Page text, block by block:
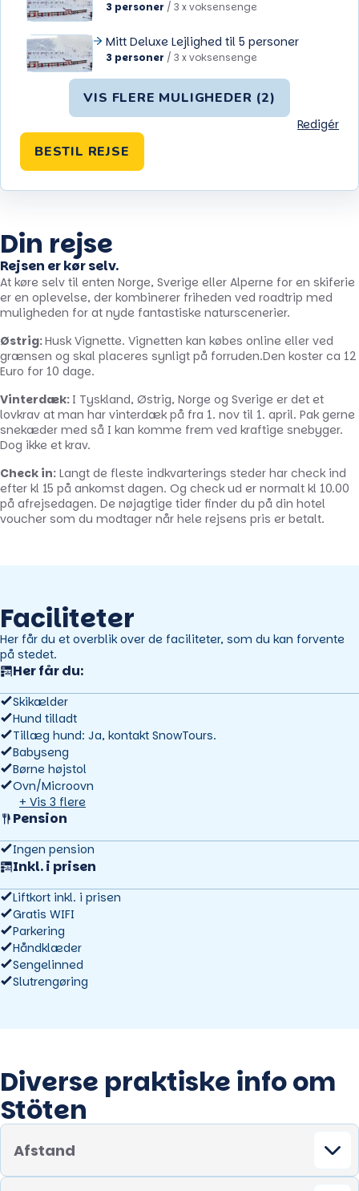
3 personer / 3 x voksensenge
Mitt Deluxe Lejlighed til 5 personer
3 personer / 3 x voksensenge
VIS FLERE MULIGHEDER (2)
Redigér
BESTIL REJSE
Din rejse
Rejsen er kør selv.
At køre selv til enten Norge, Sverige eller Alperne for en skiferie
er en oplevelse, der kombinerer friheden ved roadtrip med
muligheden for at nyde fantastiske naturscenerier.
Østrig:Husk Vignette. Vignetten kan købes online eller ved
grænsen og skal placeres synligt på forruden.Den koster ca 12
Euro for 10 dage.
Vinterdæk: I Tyskland, Østrig, Norge og Sverige er det et
lovkrav at man har vinterdæk på fra 1. nov til 1. april. Pak gerne
snekæder med så I kan komme frem ved kraftige snebyger.
Dog ikke et krav.
Check in: Langt de fleste indkvarterings steder har check ind
efter kl 15 på ankomst dagen. Og check ud er normalt kl 10.00
på afrejsedagen. De nøjagtige tider finder du på din hotel
voucher som du modtager når hele rejsens pris er betalt.
Faciliteter
Her får du et overblik over de faciliteter, som du kan forvente
på stedet.
Her får du:
Skikælder
Hund tilladt
Tillæg hund: Ja, kontakt SnowTours.
Babyseng
Børne højstol
Ovn/Microovn
+ Vis 3 flere
Pension
Ingen pension
Inkl. i prisen
Liftkort inkl. i prisen
Gratis WIFI
Parkering
Håndklæder
Sengelinned
Slutrengøring
Diverse praktiske info om
Stöten
Afstand